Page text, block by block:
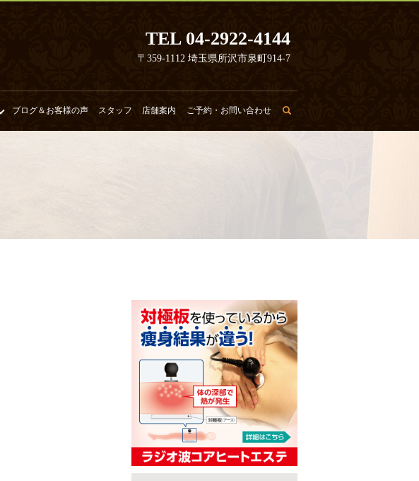
ブログ＆お客様の声 スタッフ 店舗案内 ご予約・お問い合わせ
TEL 04-2922-4144
〒359-1112 埼玉県所沢市泉町914-7